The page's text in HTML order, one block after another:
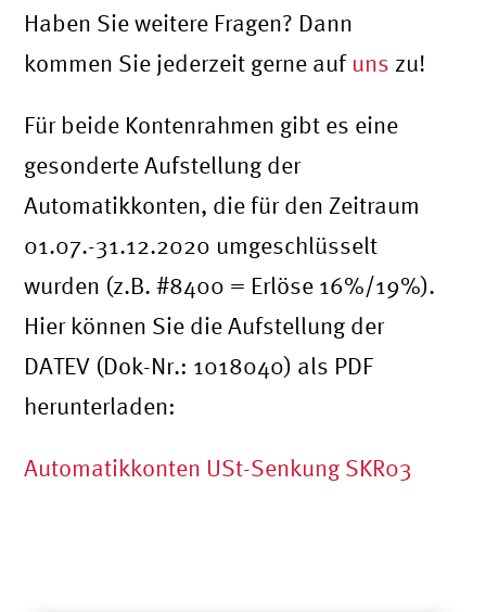
Haben Sie weitere Fragen? Dann
kommen Sie jederzeit gerne auf uns zu!
Für beide Kontenrahmen gibt es eine
gesonderte Aufstellung der
Automatikkonten, die für den Zeitraum
01.07.-31.12.2020 umgeschlüsselt
wurden (z.B. #8400 = Erlöse 16%/19%).
Hier können Sie die Aufstellung der
DATEV (Dok-Nr.: 1018040) als PDF
herunterladen:
Automatikkonten USt-Senkung SKR03